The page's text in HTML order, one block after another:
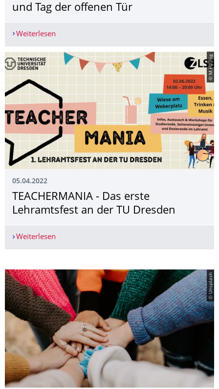
und Tag der offenen Tür
Weiterlesen
© M.Heinig
05.04.2022
TEACHERMANIA - Das erste
Lehramtsfest an der TU Dresden
Weiterlesen
© Unsplash